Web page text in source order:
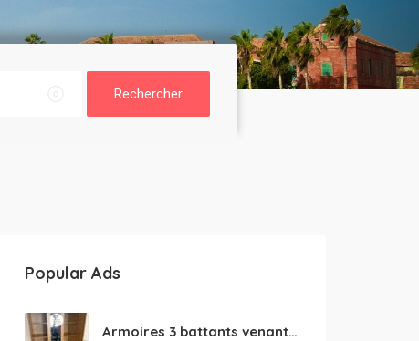
Rechercher
Popular Ads
Armoires 3 battants venant de Turquie disponibles